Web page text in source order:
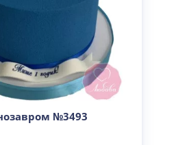
№3493